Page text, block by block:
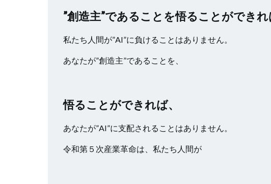
”創造主”であることを悟ることができれ
私たち人間が”AI”に負けることはありません。
あなたが”創造主”であることを、
悟ることができれば、
あなたが”AI”に支配されることはありません。
令和第５次産業革命は、私たち人間が